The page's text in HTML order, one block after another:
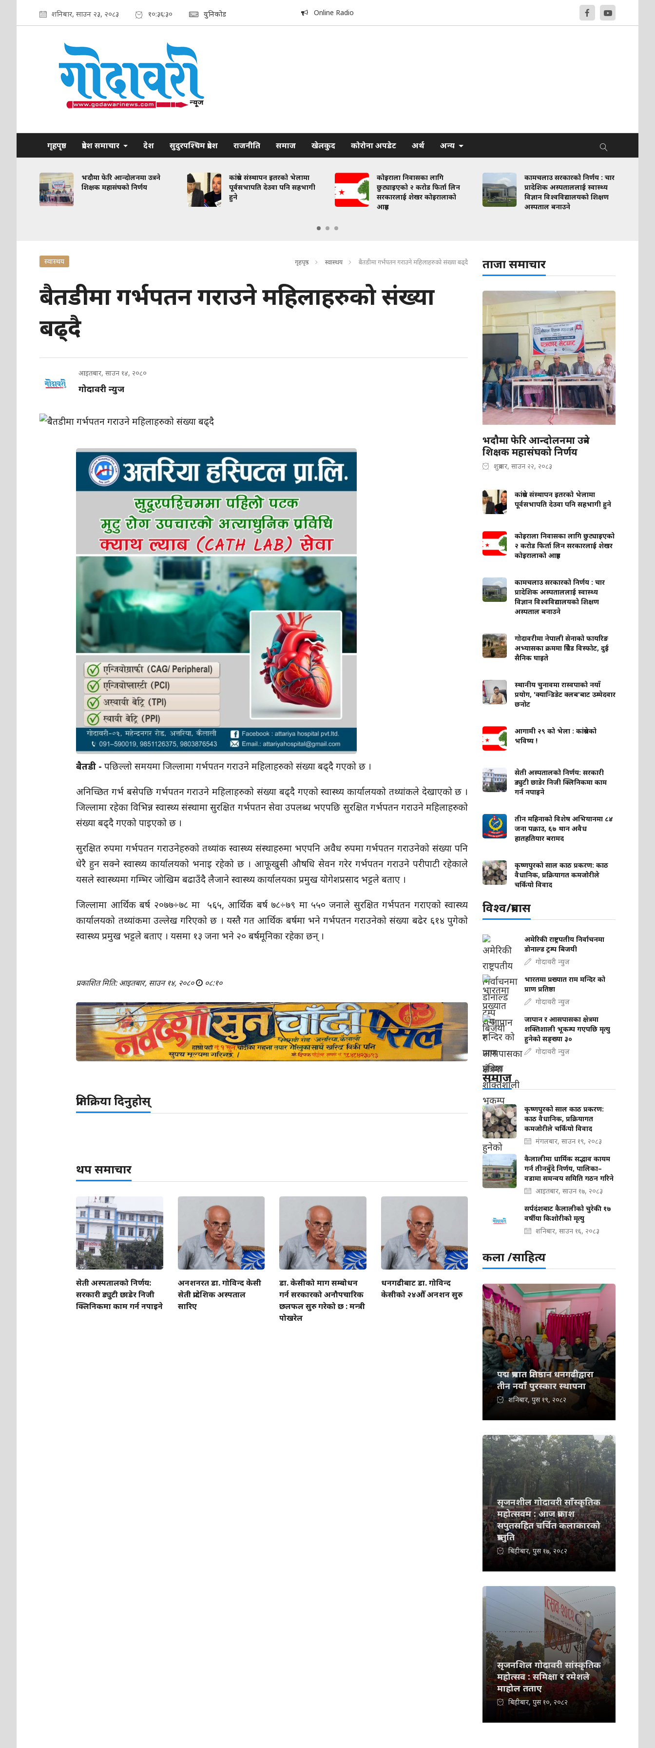
शनिबार, साउन २३, २०८३ १०:३६:३१ युनिकोड Online Radio
गृहपृष्ठ प्रदेश समाचार देश सुदुरपश्चिम प्रदेश राजनीति समाज खेलकुद कोरोना अपडेट अर्थ अन्य
भदौमा फेरि आन्दोलनमा उत्रने
शिक्षक महासंघको निर्णय
कांग्रेस संस्थापन इतरको भेलामा
पूर्वसभापति देउवा पनि सहभागी
हुने
कोइराला निवासका लागि
छुट्याइएको २ करोड फिर्ता लिन
सरकारलाई शेखर कोइरालाको
आग्रह
कामचलाउ सरकारको निर्णय : चार
प्रादेशिक अस्पताललाई स्वास्थ्य
विज्ञान विश्वविद्यालयको शिक्षण
अस्पताल बनाउने
स्वास्थय गृहपृष्ठ स्वास्थय बैतडीमा गर्भपतन गराउने महिलाहरुको संख्या बढ्दै
बैतडीमा गर्भपतन गराउने महिलाहरुको संख्या
बढ्दै
आइतबार, साउन १४, २०८०
गोदावरी न्युज
बैतडी - पछिल्लो समयमा जिल्लामा गर्भपतन गराउने महिलाहरुको संख्या बढ्दै गएको छ ।
अनिच्छित गर्भ बसेपछि गर्भपतन गराउने महिलाहरुको संख्या बढ्दै गएको स्वास्थ्य कार्यालयको तथ्यांकले देखाएको छ ।
जिल्लामा रहेका विभिन्न स्वास्थ्य संस्थामा सुरक्षित गर्भपतन सेवा उपलब्ध भएपछि सुरक्षित गर्भपतन गराउने महिलाहरुको
संख्या बढ्दै गएको पाइएको छ ।
सुरक्षित रुपमा गर्भपतन गराउनेहरुको तथ्यांक स्वास्थ्य संस्थाहरुमा भएपनि अवैध रुपमा गर्भपतन गराउनेको संख्या पनि
धेरै हुन सक्ने स्वास्थ्य कार्यालयको भनाइ रहेको छ । आफूखुसी औषधि सेवन गरेर गर्भपतन गराउने परीपाटी रहेकाले
यसले स्वास्थ्यमा गम्भिर जोखिम बढाउँदै लैजाने स्वास्थ्य कार्यालयका प्रमुख योगेशप्रसाद भट्टले बताए ।
जिल्लामा आर्थिक बर्ष २०७७÷७८ मा ५६५, आर्थिक बर्ष ७८÷७९ मा ५५० जनाले सुरक्षित गर्भपतन गराएको स्वास्थ्य
कार्यालयको तथ्यांकमा उल्लेख गरिएको छ । यस्तै गत आर्थिक बर्षमा भने गर्भपतन गराउनेको संख्या बढेर ६१४ पुगेको
स्वास्थ्य प्रमुख भट्टले बताए । यसमा १३ जना भने २० बर्षमूनिका रहेका छन् ।
प्रकाशित मिति: आइतबार, साउन १४, २०८० ०८:१०
प्रतिक्रिया दिनुहोस्
थप समाचार
सेती अस्पतालको निर्णय:
सरकारी ड्युटी छाडेर निजी
क्लिनिकमा काम गर्न नपाइने
अनशनरत डा. गोविन्द केसी
सेती प्रादेशिक अस्पताल
सारिए
डा. केसीको माग सम्बोधन
गर्न सरकारको अनौपचारिक
छलफल सुरु गरेको छ : मन्त्री
पोखरेल
धनगढीबाट डा. गोविन्द
केसीको २४औँ अनशन सुरु
ताजा समाचार
भदौमा फेरि आन्दोलनमा उत्रने
शिक्षक महासंघको निर्णय
शुक्रबार, साउन २२, २०८३
कांग्रेस संस्थापन इतरको भेलामा
पूर्वसभापति देउवा पनि सहभागी हुने
कोइराला निवासका लागि छुट्याइएको
२ करोड फिर्ता लिन सरकारलाई शेखर
कोइरालाको आग्रह
कामचलाउ सरकारको निर्णय : चार
प्रादेशिक अस्पताललाई स्वास्थ्य
विज्ञान विश्वविद्यालयको शिक्षण
अस्पताल बनाउने
गोदावरीमा नेपाली सेनाको फायरिङ
अभ्यासका क्रममा ग्रिनेड विस्फोट, दुई
सैनिक घाइते
स्थानीय चुनावमा रास्वपाको नयाँ
प्रयोग, 'क्यान्डिडेट क्लब'बाट उम्मेदवार
छनोट
आगामी २९ को भेला : कांग्रेसको
भविष्य !
सेती अस्पतालको निर्णय: सरकारी
ड्युटी छाडेर निजी क्लिनिकमा काम
गर्न नपाइने
तीन महिनाको विशेष अभियानमा ८४
जना पक्राउ, ६७ थान अवैध
हातहतियार बरामद
कृष्णपुरको साल काठ प्रकरण: काठ
वैधानिक, प्रक्रियागत कमजोरीले
चर्कियो विवाद
विश्व/प्रबास
अमेरिकी राष्ट्रपतीय निर्वाचनमा
डोनाल्ड ट्रम्प बिजयी
गोदावरी न्युज
भारतमा प्रख्यात राम मन्दिर को
प्राण प्रतिष्ठा
गोदावरी न्युज
जापान र आसपासका क्षेत्रमा
शक्तिशाली भूकम्प गएपछि मृत्यु
हुनेको सङ्ख्या ३०
गोदावरी न्युज
समाज
कृष्णपुरको साल काठ प्रकरण:
काठ वैधानिक, प्रक्रियागत
कमजोरीले चर्कियो विवाद
मंगलबार, साउन १९, २०८३
कैलालीमा धार्मिक सद्भाव कायम
गर्न तीनबुँदे निर्णय, पालिका–
वडामा समन्वय समिति गठन गरिने
आइतबार, साउन १७, २०८३
सर्पदंशबाट कैलालीको चुरेकी १७
वर्षीया किशोरीको मृत्यु
शनिबार, साउन १६, २०८३
कला /साहित्य
पद्म प्रभात प्रतिष्ठान धनगढीद्वारा
तीन नयाँ पुरस्कार स्थापना
शनिबार, पुस १९, २०८२
सृजनशील गोदावरी साँस्कृतिक
महोत्सवम : आज प्रकाश
सपुतसहित चर्चित कलाकारको
प्रस्तुति
बिहीबार, पुस १७, २०८२
सृजनशिल गोदावरी सांस्कृतिक
महोत्सव : समिक्षा र रमेशले
माहोल तताए
बिहीबार, पुस १०, २०८२